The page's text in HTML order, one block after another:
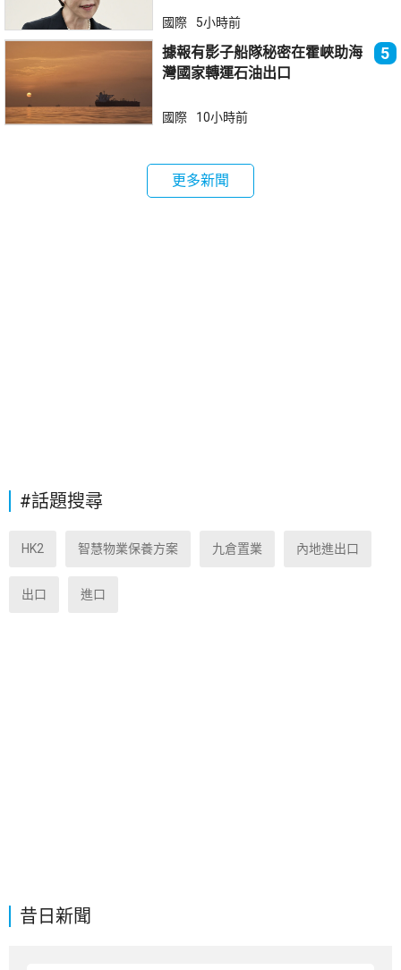
昔日新聞
國際 5小時前
據報有影子船隊秘密在霍峽助海
灣國家轉運石油出口
5
國際 10小時前
更多新聞
#話題搜尋
HK2 智慧物業保養方案 九倉置業 內地進出口
出口 進口